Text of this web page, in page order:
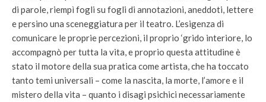
di parole, riempì fogli su fogli di annotazioni, aneddoti, lettere
e persino una sceneggiatura per il teatro. L’esigenza di
comunicare le proprie percezioni, il proprio ‘grido interiore, lo
accompagnò per tutta la vita, e proprio questa attitudine è
stato il motore della sua pratica come artista, che ha toccato
tanto temi universali – come la nascita, la morte, l’amore e il
mistero della vita – quanto i disagi psichici necessariamente